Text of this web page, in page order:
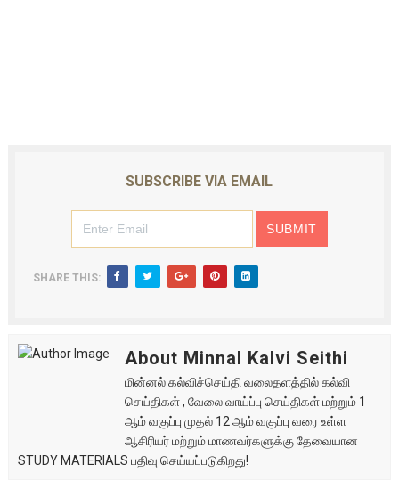
SUBSCRIBE VIA EMAIL
SHARE THIS:
About Minnal Kalvi Seithi
மின்னல் கல்விச்செய்தி வலைதளத்தில் கல்வி
செய்திகள் , வேலை வாய்ப்பு செய்திகள் மற்றும் 1
ஆம் வகுப்பு முதல் 12 ஆம் வகுப்பு வரை உள்ள
ஆசிரியர் மற்றும் மாணவர்களுக்கு தேவையான
STUDY MATERIALS பதிவு செய்யப்படுகிறது!